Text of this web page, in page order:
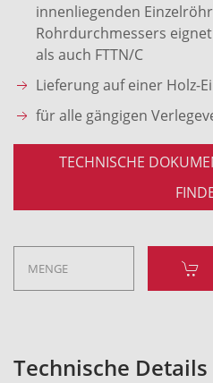
innenliegenden
Rohrdurchmessers
als auch FTTN/C
Lieferung auf einer Holz-
für alle gängigen
TECHNISCHE
Technische Details